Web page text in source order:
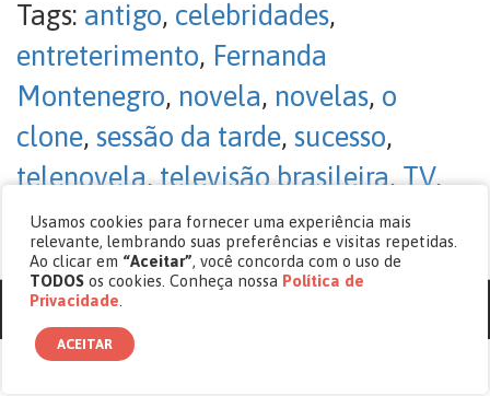
Tags: antigo, celebridades,
entreterimento, Fernanda
Montenegro, novela, novelas, o
clone, sessão da tarde, sucesso,
telenovela,televisão brasileira,TV,
vale a pena ver de novo
Sem comentários
© copyright 2017 - 2026 Revista Cásper.
Usamos cookies para fornecer uma experiência mais
relevante, lembrando suas preferências e visitas repetidas.
Ao clicar em “Aceitar”, você concorda com o uso de
TODOS os cookies. Conheça nossa Política de
Privacidade
ACEITAR